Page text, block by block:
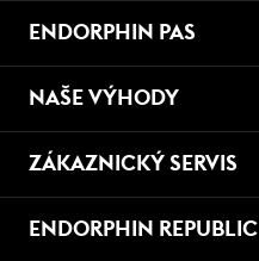
ENDORPHIN PAS
NAŠE VÝHODY
ZÁKAZNICKÝ SERVIS
ENDORPHIN REPUBLIC